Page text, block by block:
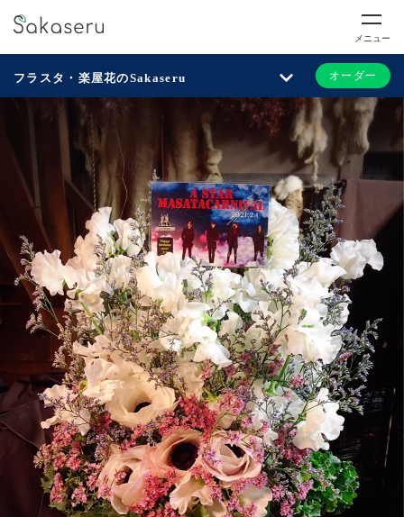
メニュー
フラスタ・楽屋花のSakaseru オーダー